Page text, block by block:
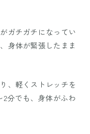
ガチガチになってい
身体が緊張したまま
、軽くストレッチを
分でも、身体がふわ